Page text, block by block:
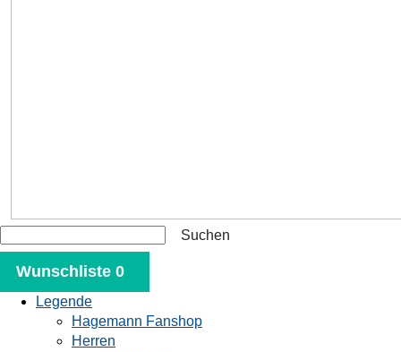
Wunschliste 0
Legende
Hagemann Fanshop
Herren